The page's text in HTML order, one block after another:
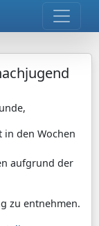
in den Wochen
aufgrund der
zu entnehmen.